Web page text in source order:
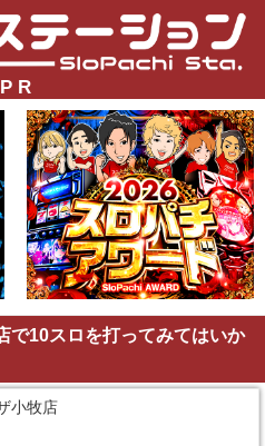
P R
で10スロを打ってみてはいか
小牧店